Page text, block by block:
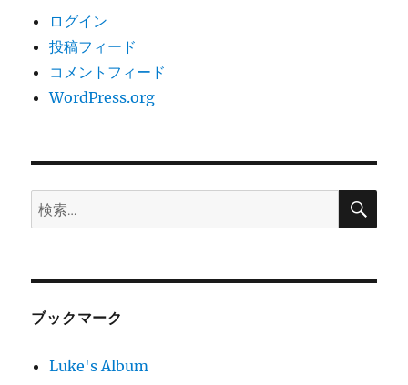
ログイン
投稿フィード
コメントフィード
WordPress.org
検
索:
検
ブックマーク
Luke's Album